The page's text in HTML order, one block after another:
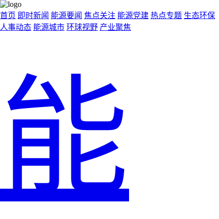
首页 即时新闻 能源要闻 焦点关注 能源党建 热点专题 生态环保
人事动态 能源城市 环球视野 产业聚焦
能